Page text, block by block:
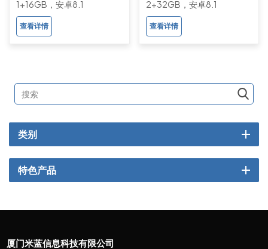
支持健身追踪器
1+16GB，安卓8.1
查看详情
成人支持健身追踪器
2+32GB，安卓8.1
查看详情
类别
特色产品
厦门米蓝信息科技有限公司